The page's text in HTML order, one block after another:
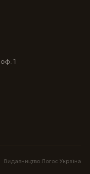
1
Видавництво Логос Україна